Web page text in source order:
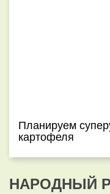
Планируем
картофеля
НАРОДНЫЙ